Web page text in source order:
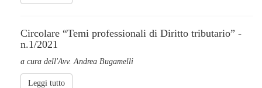
Circolare “Temi professionali di Diritto tributario” -
n.1/2021
a cura dell'Avv. Andrea Bugamelli
Leggi tutto